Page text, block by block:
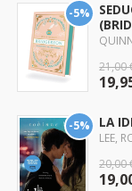
-5%
21,00
-5% LA
LEE,
20,00